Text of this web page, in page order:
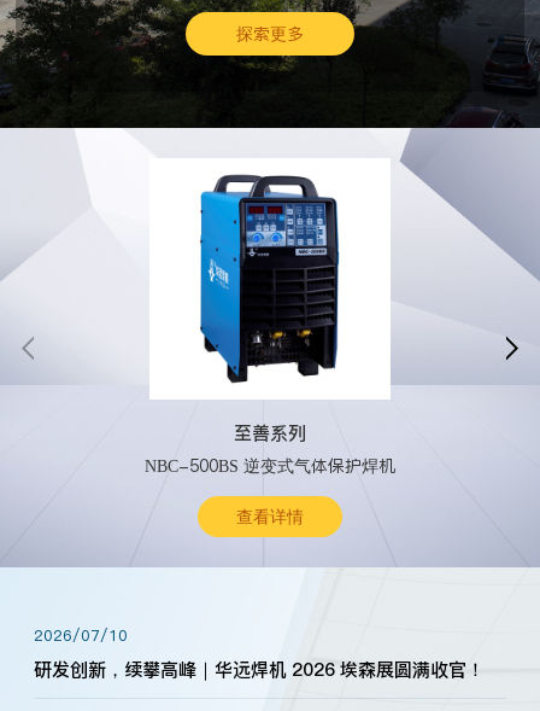
探索更多
至善系列
NBC-500BS 逆变式气体保护焊机
查看详情
 
2026/07/10
研发创新，续攀高峰｜华远焊机 2026 埃森展圆满收官！